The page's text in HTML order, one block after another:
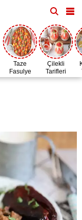
Taze
Fasulye
Zamanı
Çilekli
Tarifleri